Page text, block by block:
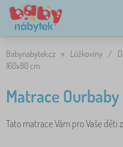
Babynabytek.cz » Lůžkoviny /
160x80 cm
Matrace
Tato matrace Vám pro Vaše děti